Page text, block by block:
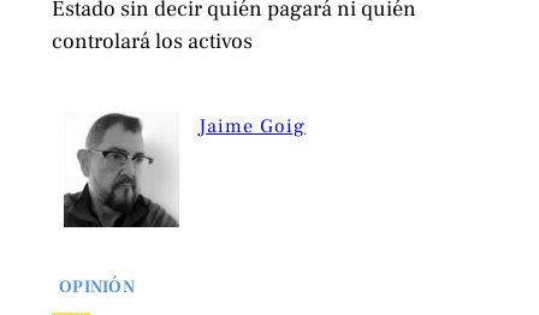
Estado sin decir quién pagará ni quién
controlará los activos
Jaime Goig
OPINIÓN